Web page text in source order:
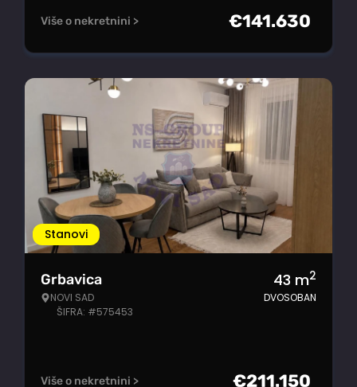
Više o nekretnini > €141.630
Stanovi
Grbavica
NOVI SAD
ŠIFRA: #575453
43 m2
DVOSOBAN
Više o nekretnini > €211.150